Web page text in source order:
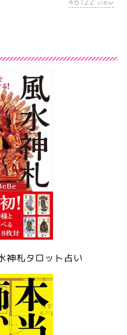
view
神札タロット占い